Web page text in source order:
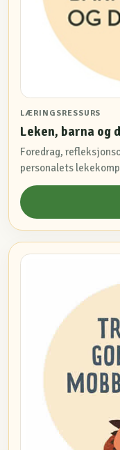
LÆRINGSRESSURS
Leken, barna og
Foredrag,
personalets